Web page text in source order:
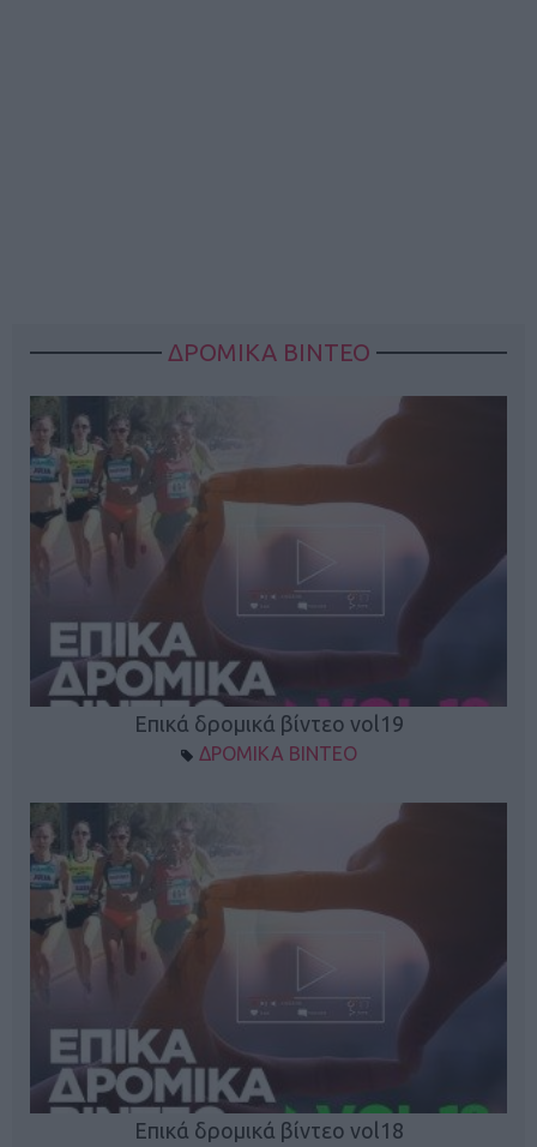
ΔΡΟΜΙΚΑ ΒΙΝΤΕΟ
Επικά δρομικά βίντεο vol19
ΔΡΟΜΙΚΑ ΒΙΝΤΕΟ
Επικά δρομικά βίντεο vol18